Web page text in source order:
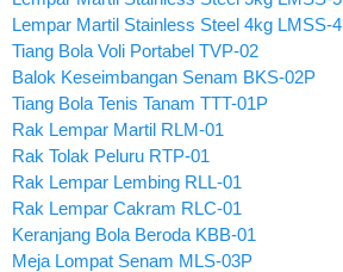
Lempar Martil Stainless Steel 4kg LMSS-4
Tiang Bola Voli Portabel TVP-02
Balok Keseimbangan Senam BKS-02P
Tiang Bola Tenis Tanam TTT-01P
Rak Lempar Martil RLM-01
Rak Tolak Peluru RTP-01
Rak Lempar Lembing RLL-01
Rak Lempar Cakram RLC-01
Keranjang Bola Beroda KBB-01
Meja Lompat Senam MLS-03P